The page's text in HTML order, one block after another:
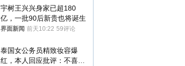
宇树王兴兴身家已超180
亿，一批90后新贵也将诞生
界面新闻 前天10:22 59评论
泰国女公务员精致妆容爆
红，本人回应批评：不喜欢